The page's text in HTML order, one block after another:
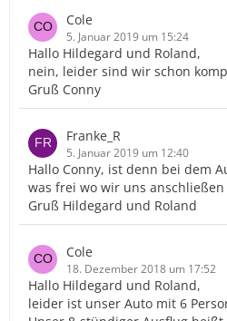
Cole
5. Januar 2019 um 15:24
Hallo Hildegard und Roland,
nein, leider sind wir schon
Gruß Conny
Franke_R
5. Januar 2019 um 12:40
Hallo Conny, ist denn bei dem
was frei wo wir uns anschließen
Gruß Hildegard und Roland
Cole
18. Dezember 2018 um 17:52
Hallo Hildegard und Roland,
leider ist unser Auto mit 6